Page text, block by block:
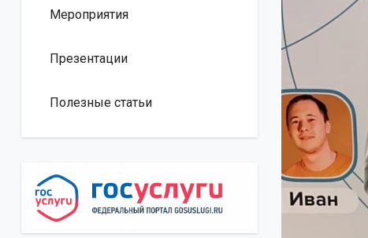
Мероприятия
Презентации
Полезные статьи